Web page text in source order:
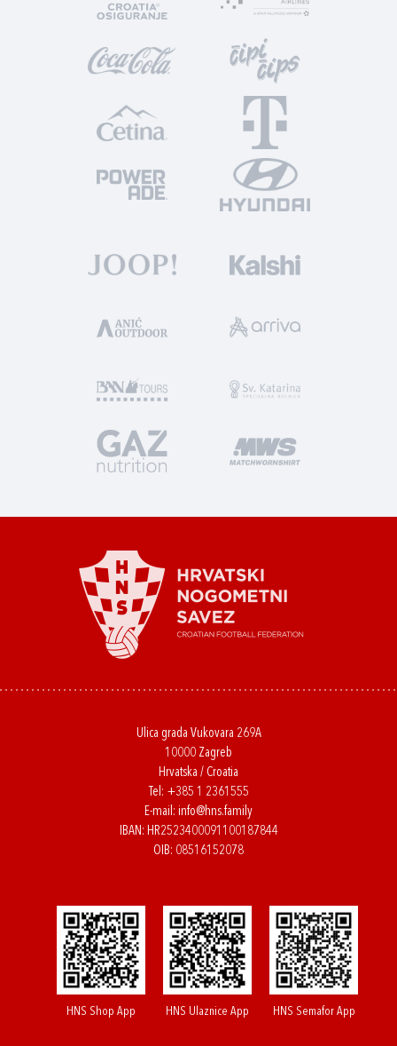
Ulica grada Vukovara 269A
10000 Zagreb
Hrvatska / Croatia
Tel: +385 1 2361555
E-mail: info@hns.family
IBAN: HR2523400091100187844
OIB: 08516152078
HNS Shop App HNS Ulaznice App HNS Semafor App